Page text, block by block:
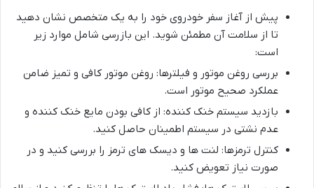
پیش از آغاز سفر خودروی خود را به یک متخصص نشان دهید
تا از سلامت آن مطمئن شوید. این بازرسی شامل موارد زیر
است:
بررسی روغن موتور و فیلترها: روغن موتور کافی و تمیز ضامن
عملکرد صحیح موتور است.
بازدید سیستم خنک کننده: از کافی بودن مایع خنک کننده و
عدم نشتی در سیستم اطمینان حاصل کنید.
کنترل ترمزها: لنت ها و دیسک های ترمز را بررسی کنید و در
صورت نیاز تعویض کنید.